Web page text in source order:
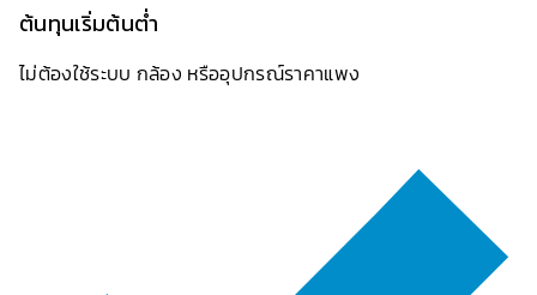
ต้นทุนเริ่มต้นต่ำ
ไม่ต้องใช้ระบบ กล้อง หรืออุปกรณ์ราคาแพง